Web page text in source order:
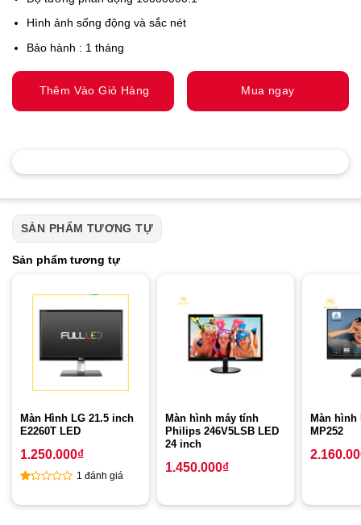
Hình ảnh sống động và sắc nét
Bảo hành : 1 tháng
Thêm Vào Giỏ Hàng Mua ngay
SẢN PHẨM TƯƠNG TỰ
Sản phẩm tương tự
Màn Hình LG 21.5 inch
E2260T LED
out
1.250.000₫
1 đánh giá
Màn hình máy tính
Philips 246V5LSB LED
24 inch
1.450.000₫
Màn hình
MP252